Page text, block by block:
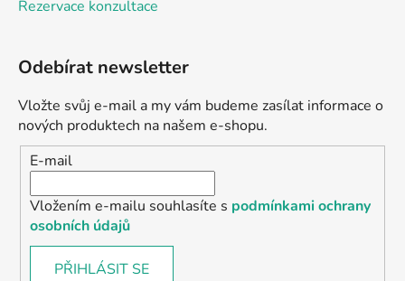
Rezervace konzultace
Odebírat newsletter
Vložte svůj e-mail a my vám budeme zasílat informace o
nových produktech na našem e-shopu.
E-mail
Vložením e-mailu souhlasíte s podmínkami ochrany
osobních údajů
PŘIHLÁSIT SE